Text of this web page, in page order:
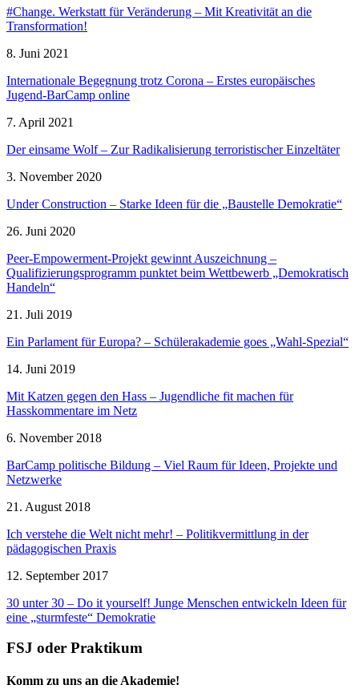
#Change. Werkstatt für Veränderung – Mit Kreativität an die
Transformation!
8. Juni 2021
Internationale Begegnung trotz Corona – Erstes europäisches
Jugend-BarCamp online
7. April 2021
Der einsame Wolf – Zur Radikalisierung terroristischer Einzeltäter
3. November 2020
Under Construction – Starke Ideen für die „Baustelle Demokratie“
26. Juni 2020
Peer-Empowerment-Projekt gewinnt Auszeichnung –
Qualifizierungsprogramm punktet beim Wettbewerb „Demokratisch
Handeln“
21. Juli 2019
Ein Parlament für Europa? – Schülerakademie goes „Wahl-Spezial“
14. Juni 2019
Mit Katzen gegen den Hass – Jugendliche fit machen für
Hasskommentare im Netz
6. November 2018
BarCamp politische Bildung – Viel Raum für Ideen, Projekte und
Netzwerke
21. August 2018
Ich verstehe die Welt nicht mehr! – Politikvermittlung in der
pädagogischen Praxis
12. September 2017
30 unter 30 – Do it yourself! Junge Menschen entwickeln Ideen für
eine „sturmfeste“ Demokratie
FSJ oder Praktikum
Komm zu uns an die Akademie!